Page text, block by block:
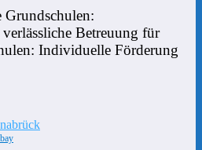
Grundschulen:
Betreuung für
Individuelle Förderung